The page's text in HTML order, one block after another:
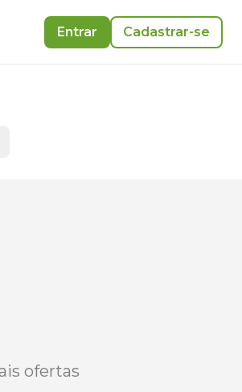
Entrar Cadastrar-se
ofertas